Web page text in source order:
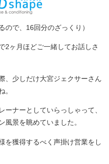
ので、16回分のざっくり）
2ヶ月ほどご一緒してお話しさ
、少しだけ大宮ジェクサーさん
。
ーナーとしていらっしゃって、
風景を眺めていました。
を獲得するべく声掛け営業をし